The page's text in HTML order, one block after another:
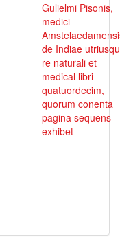
Gulielmi Pisonis,
medici
de Indiae
re naturali et
medical libri
quatuordecim,
quorum conenta
pagina sequens
exhibet